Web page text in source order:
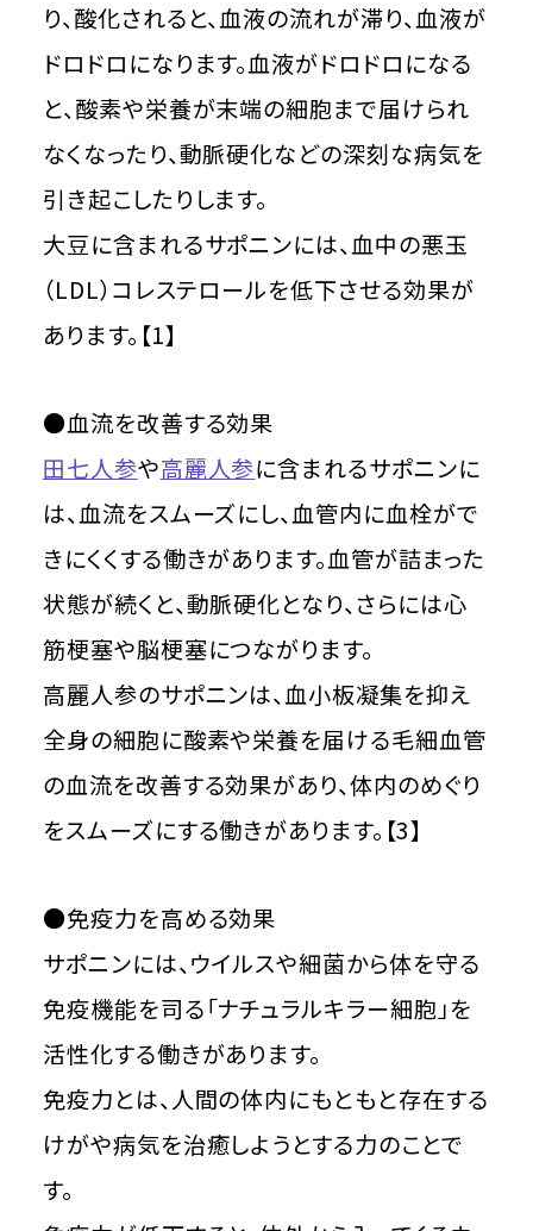
り、酸化されると、血液の流れが滞り、血液が
ドロドロになります。血液がドロドロになる
と、酸素や栄養が末端の細胞まで届けられ
なくなったり、動脈硬化などの深刻な病気を
引き起こしたりします。
大豆に含まれるサポニンには、血中の悪玉
（LDL）コレステロールを低下させる効果が
あります。【1】
●血流を改善する効果
田七人参や高麗人参に含まれるサポニンに
は、血流をスムーズにし、血管内に血栓がで
きにくくする働きがあります。血管が詰まった
状態が続くと、動脈硬化となり、さらには心
筋梗塞や脳梗塞につながります。
高麗人参のサポニンは、血小板凝集を抑え
全身の細胞に酸素や栄養を届ける毛細血管
の血流を改善する効果があり、体内のめぐり
をスムーズにする働きがあります。【3】
●免疫力を高める効果
サポニンには、ウイルスや細菌から体を守る
免疫機能を司る「ナチュラルキラー細胞」を
活性化する働きがあります。
免疫力とは、人間の体内にもともと存在する
けがや病気を治癒しようとする力のことで
す。